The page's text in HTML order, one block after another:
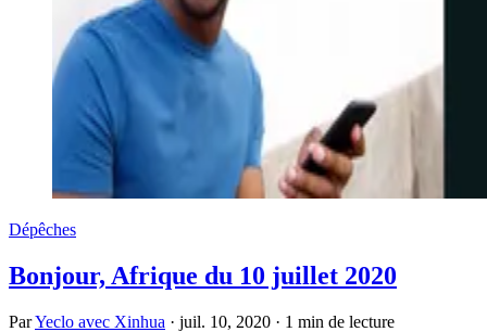
Dépêches
Bonjour, Afrique du 10 juillet 2020
ParYeclo avec Xinhua · juil. 10, 2020 · 1 min de lecture